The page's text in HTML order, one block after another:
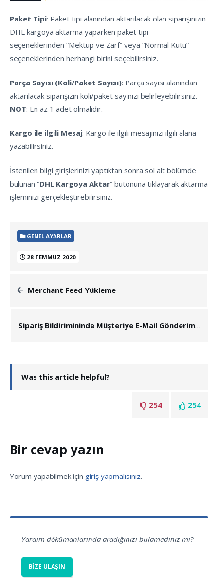
Paket Tipi: Paket tipi alanından aktarılacak olan siparişinizin
DHL kargoya aktarma yaparken paket tipi
seçeneklerinden “Mektup ve Zarf” veya “Normal Kutu”
seçeneklerinden herhangi birini seçebilirsiniz.
Parça Sayısı (Koli/Paket Sayısı): Parça sayısı alanından
aktarılacak siparişizin koli/paket sayınızı belirleyebilirsiniz.
NOT: En az 1 adet olmalıdır.
Kargo ile ilgili Mesaj: Kargo ile ilgili mesajınızı ilgili alana
yazabilirsiniz.
İstenilen bilgi girişlerinizi yaptıktan sonra sol alt bölümde
bulunan “DHL Kargoya Aktar” butonuna tıklayarak aktarma
işleminizi gerçekleştirebilirsiniz.
GENEL AYARLAR
28 TEMMUZ 2020
Merchant Feed Yükleme
Sipariş Bildirimininde Müşteriye E-Mail Gönderimi
Was this article helpful?
254
254
Bir cevap yazın
Yorum yapabilmek için giriş yapmalısınız.
Yardım dökümanlarında aradığınızı bulamadınız mı?
BIZE ULAŞIN